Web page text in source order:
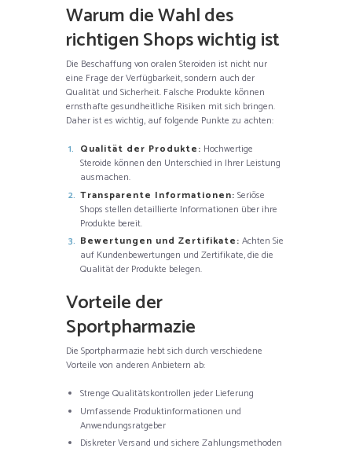
Warum die Wahl des
richtigen Shops wichtig ist
Die Beschaffung von oralen Steroiden ist nicht nur
eine Frage der Verfügbarkeit, sondern auch der
Qualität und Sicherheit. Falsche Produkte können
ernsthafte gesundheitliche Risiken mit sich bringen.
Daher ist es wichtig, auf folgende Punkte zu achten:
Qualität der Produkte: Hochwertige
Steroide können den Unterschied in Ihrer Leistung
ausmachen.
Transparente Informationen: Seriöse
Shops stellen detaillierte Informationen über ihre
Produkte bereit.
Bewertungen und Zertifikate: Achten Sie
auf Kundenbewertungen und Zertifikate, die die
Qualität der Produkte belegen.
Vorteile der
Sportpharmazie
Die Sportpharmazie hebt sich durch verschiedene
Vorteile von anderen Anbietern ab:
Strenge Qualitätskontrollen jeder Lieferung
Umfassende Produktinformationen und
Anwendungsratgeber
Diskreter Versand und sichere Zahlungsmethoden